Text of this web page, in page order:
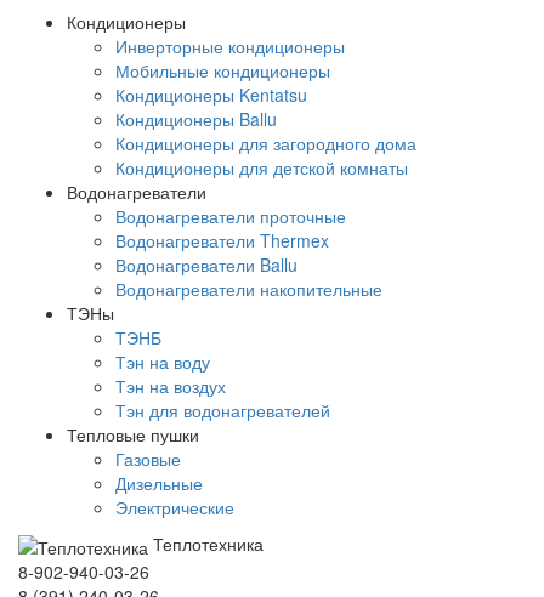
Кондиционеры
Инверторные кондиционеры
Мобильные кондиционеры
Кондиционеры Kentatsu
Кондиционеры Ballu
Кондиционеры для загородного дома
Кондиционеры для детской комнаты
Водонагреватели
Водонагреватели проточные
Водонагреватели Thermex
Водонагреватели Ballu
Водонагреватели накопительные
ТЭНы
ТЭНБ
Тэн на воду
Тэн на воздух
Тэн для водонагревателей
Тепловые пушки
Газовые
Дизельные
Электрические
Теплотехника
8-902-940-03-26